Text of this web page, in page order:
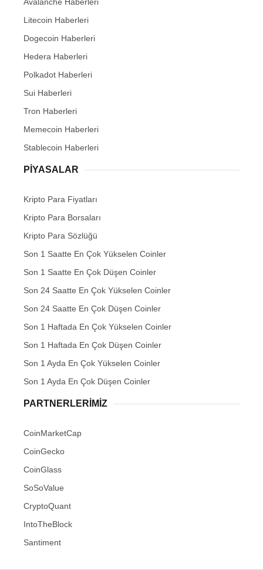
Litecoin Haberleri
Dogecoin Haberleri
Hedera Haberleri
Polkadot Haberleri
Sui Haberleri
Tron Haberleri
Memecoin Haberleri
Stablecoin Haberleri
PIYASALAR
Kripto Para Fiyatları
Kripto Para Borsaları
Kripto Para Sözlüğü
Son 1 Saatte En Çok Yükselen Coinler
Son 1 Saatte En Çok Düşen Coinler
Son 24 Saatte En Çok Yükselen Coinler
Son 24 Saatte En Çok Düşen Coinler
Son 1 Haftada En Çok Yükselen Coinler
Son 1 Haftada En Çok Düşen Coinler
Son 1 Ayda En Çok Yükselen Coinler
Son 1 Ayda En Çok Düşen Coinler
PARTNERLERIMIZ
CoinMarketCap
CoinGecko
CoinGlass
SoSoValue
CryptoQuant
IntoTheBlock
Santiment